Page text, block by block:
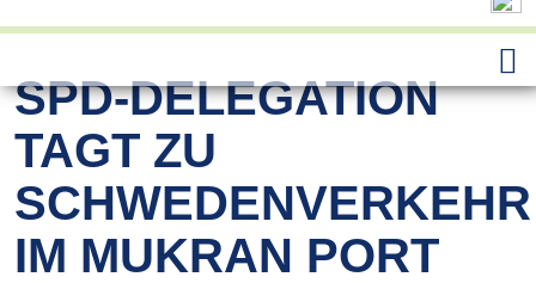
SPD-DELEGATION
TAGT ZU
SCHWEDENVERKEHR
IM MUKRAN PORT